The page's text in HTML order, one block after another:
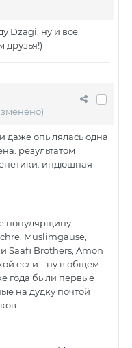
Dzagi, ну и все
друзья!)
даже опылялась одна
результатом
индюшная
популярщину..
Muslimgause,
Saafi Brothers, Amon
если... ну в общем
года были первые
на дудку почтой